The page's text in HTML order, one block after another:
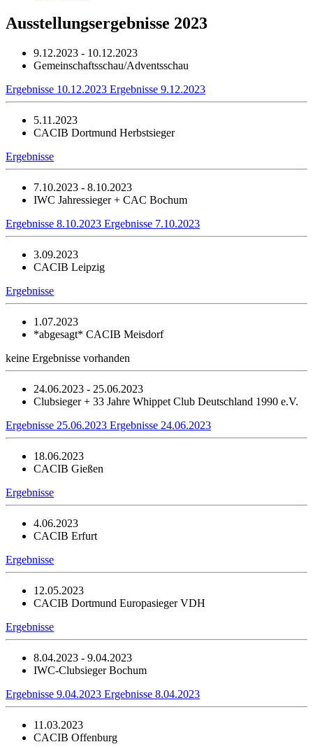
Ausstellungsergebnisse 2023
9.12.2023 - 10.12.2023
Gemeinschaftsschau/Adventsschau
Ergebnisse 10.12.2023 Ergebnisse 9.12.2023
5.11.2023
CACIB Dortmund Herbstsieger
Ergebnisse
7.10.2023 - 8.10.2023
IWC Jahressieger + CAC Bochum
Ergebnisse 8.10.2023 Ergebnisse 7.10.2023
3.09.2023
CACIB Leipzig
Ergebnisse
1.07.2023
*abgesagt* CACIB Meisdorf
keine Ergebnisse vorhanden
24.06.2023 - 25.06.2023
Clubsieger + 33 Jahre Whippet Club Deutschland 1990 e.V.
Ergebnisse 25.06.2023 Ergebnisse 24.06.2023
18.06.2023
CACIB Gießen
Ergebnisse
4.06.2023
CACIB Erfurt
Ergebnisse
12.05.2023
CACIB Dortmund Europasieger VDH
Ergebnisse
8.04.2023 - 9.04.2023
IWC-Clubsieger Bochum
Ergebnisse 9.04.2023 Ergebnisse 8.04.2023
11.03.2023
CACIB Offenburg